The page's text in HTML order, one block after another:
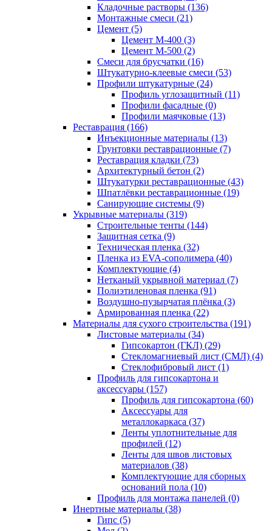
Кладочные растворы (136)
Монтажные смеси (21)
Цемент (5)
Цемент М-400 (3)
Цемент М-500 (2)
Смеси для брусчатки (16)
Штукатурно-клеевые смеси (53)
Профили штукатурные (24)
Профиль углозащитный (11)
Профили фасадные (0)
Профили маячковые (13)
Реставрация (166)
Инъекционные материалы (13)
Грунтовки реставрационные (7)
Реставрация кладки (73)
Архитектурный бетон (2)
Штукатурки реставрационные (43)
Шпатлёвки реставрационные (19)
Санирующие системы (9)
Укрывные материалы (319)
Строительные тенты (144)
Защитная сетка (9)
Техническая пленка (32)
Пленка из EVA-сополимера (40)
Комплектующие (4)
Нетканый укрывной материал (7)
Полиэтиленовая пленка (91)
Воздушно-пузырчатая плёнка (3)
Армированная пленка (22)
Материалы для сухого строительства (191)
Листовые материалы (34)
Гипсокартон (ГКЛ) (29)
Стекломагниевый лист (СМЛ) (4)
Cтеклофибровый лист (1)
Профиль для гипсокартона и
аксессуары (157)
Профиль для гипсокартона (60)
Аксессуары для
металлокаркаса (37)
Ленты уплотнительные для
профилей (12)
Ленты для швов листовых
материалов (38)
Комплектующие для сборных
оснований пола (10)
Профиль для монтажа панелей (0)
Инертные материалы (38)
Гипс (5)